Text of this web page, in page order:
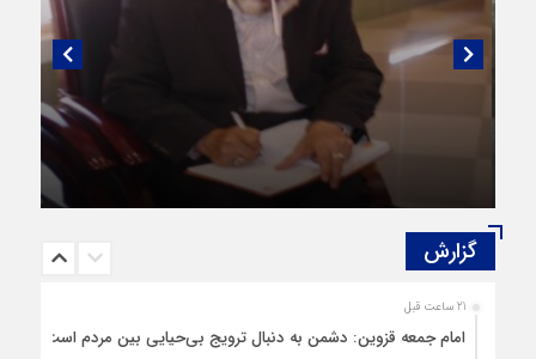
گفتگویی منتشر نشده با پروفسور اهرنجانی،
صاحب نظریه سه‌ شاخگی (۳C)
گزارش‌
21 ساعت قبل
امام جمعه قزوین: دشمن به دنبال ترویج بی‌حیایی بین مردم است